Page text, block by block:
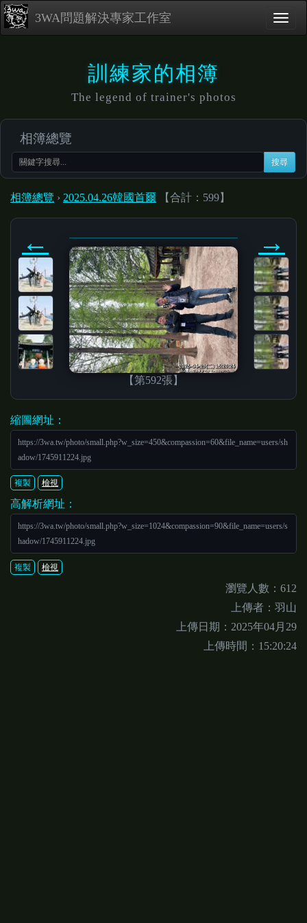
3WA問題解決專家工作室
訓練家的相簿
The legend of trainer's photos
相簿總覽
搜尋
相簿總覽 › 2025.04.26韓國首爾 【合計：599】
←
【第592張】
→
縮圖網址：
https://3wa.tw/photo/small.php?w_size=450&compassion=60&file_name=users/sh
adow/1745911224.jpg
複製 檢視
高解析網址：
https://3wa.tw/photo/small.php?w_size=1024&compassion=90&file_name=users/s
hadow/1745911224.jpg
複製 檢視
瀏覽人數：612
上傳者：羽山
上傳日期：2025年04月29
上傳時間：15:20:24